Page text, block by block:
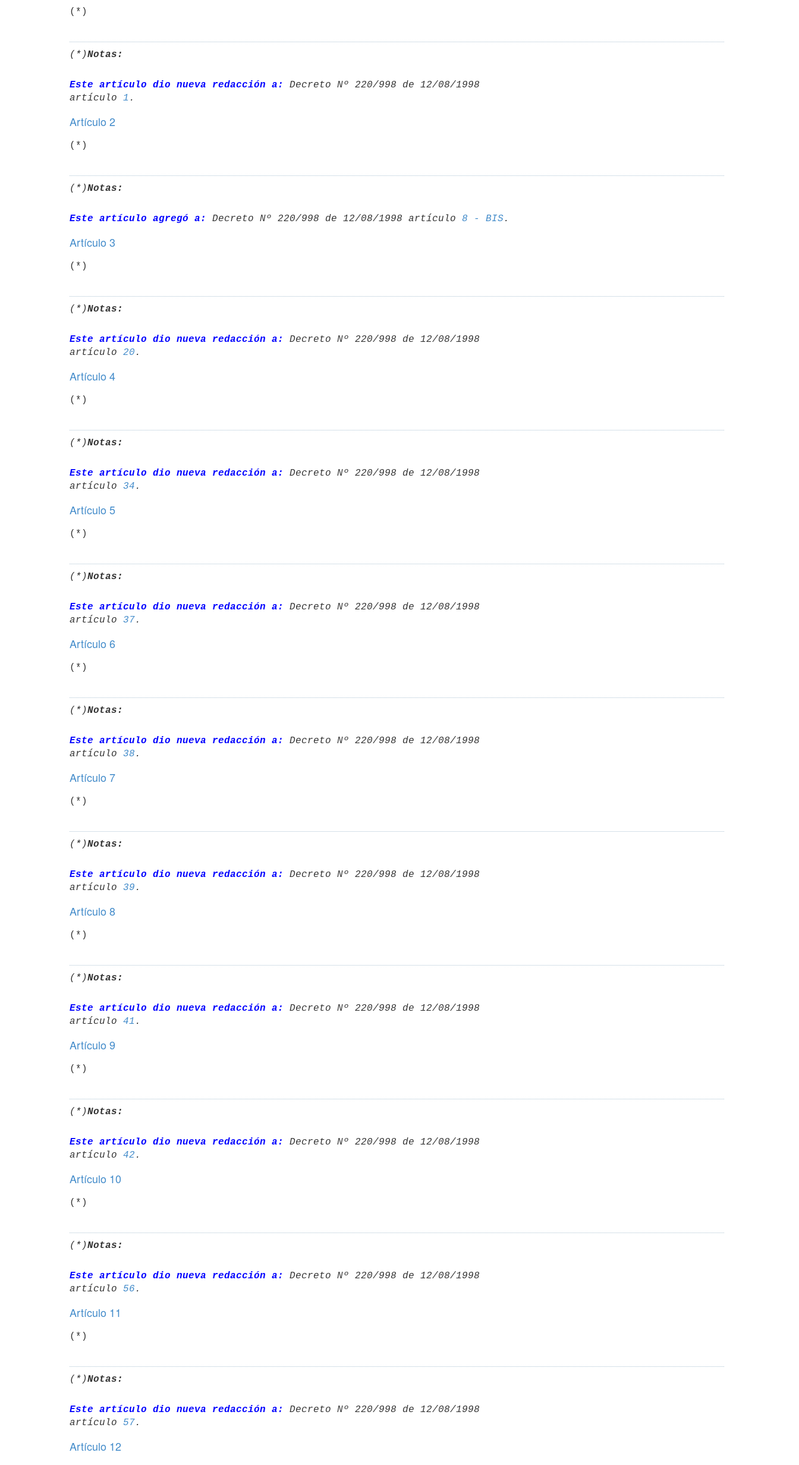
(*)
(*)Notas:
Este artículo dio nueva redacción a:
Decreto Nº 220/998 de 12/08/1998
artículo 1
Artículo 2
(*)
(*)Notas:
Este artículo agregó a: Decreto Nº 220/998 de 12/08/1998 artículo 8 - BIS
Artículo 3
(*)
(*)Notas:
Este artículo dio nueva redacción a:
Decreto Nº 220/998 de 12/08/1998
artículo 20
Artículo 4
(*)
(*)Notas:
Este artículo dio nueva redacción a:
Decreto Nº 220/998 de 12/08/1998
artículo 34
Artículo 5
(*)
(*)Notas:
Este artículo dio nueva redacción a:
Decreto Nº 220/998 de 12/08/1998
artículo 37
Artículo 6
(*)
(*)Notas:
Este artículo dio nueva redacción a:
Decreto Nº 220/998 de 12/08/1998
artículo 38
Artículo 7
(*)
(*)Notas:
Este artículo dio nueva redacción a:
Decreto Nº 220/998 de 12/08/1998
artículo 39
Artículo 8
(*)
(*)Notas:
Este artículo dio nueva redacción a:
Decreto Nº 220/998 de 12/08/1998
artículo 41
Artículo 9
(*)
(*)Notas:
Este artículo dio nueva redacción a:
Decreto Nº 220/998 de 12/08/1998
artículo 42
Artículo 10
(*)
(*)Notas:
Este artículo dio nueva redacción a:
Decreto Nº 220/998 de 12/08/1998
artículo 56
Artículo 11
(*)
(*)Notas:
Este artículo dio nueva redacción a:
Decreto Nº 220/998 de 12/08/1998
artículo 57
Artículo 12